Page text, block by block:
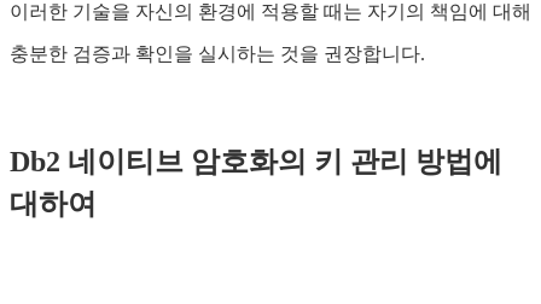
이러한 기술을 자신의 환경에 적용할 때는 자기의 책임에 대해
충분한 검증과 확인을 실시하는 것을 권장합니다.
Db2 네이티브 암호화의 키 관리 방법에
대하여